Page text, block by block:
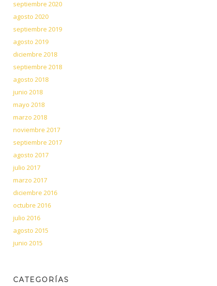
septiembre 2020
agosto 2020
septiembre 2019
agosto 2019
diciembre 2018
septiembre 2018
agosto 2018
junio 2018
mayo 2018
marzo 2018
noviembre 2017
septiembre 2017
agosto 2017
julio 2017
marzo 2017
diciembre 2016
octubre 2016
julio 2016
agosto 2015
junio 2015
CATEGORÍAS